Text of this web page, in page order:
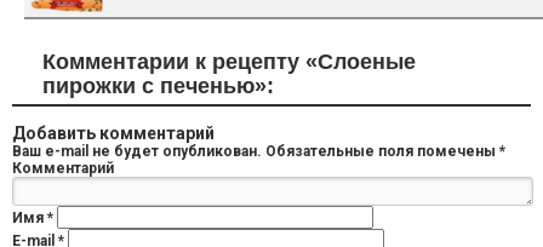
Комментарии к рецепту «Слоеные
пирожки с печенью»:
Добавить комментарий
Ваш e-mail не будет опубликован. Обязательные поля помечены *
Комментарий
Имя *
E-mail *